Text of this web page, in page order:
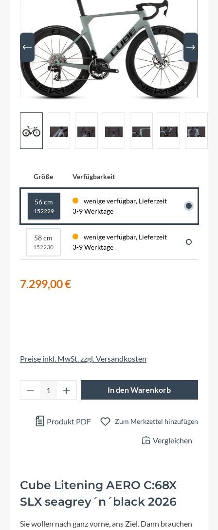
Größe Verfügbarkeit
56 cm
152229
wenige verfügbar, Lieferzeit
3-9 Werktage
58 cm
152230
wenige verfügbar, Lieferzeit
3-9 Werktage
7.299,00 €
Preise inkl. MwSt. zzgl. Versandkosten
Produkt Anzahl: Gib den gewünschten
In den Warenkorb
Produkt PDF Zum Merkzettel hinzufügen
Vergleichen
Cube Litening AERO C:68X
SLX seagrey´n´black 2026
Sie wollen nach ganz vorne, ans Ziel. Dann brauchen